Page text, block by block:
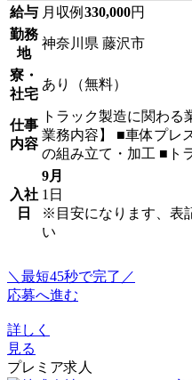
給与 月収例 330,000円
勤務
地
神奈川県 藤沢市
寮・
社宅
あり（無料）
仕事
内容
トラック製造に関わ
業務内容】 ■車体プレ
の組み立て・加工 ■ト
入社
日
9月
1日
※目安になります、表
い
＼最短45秒で完了／
応募へ進む
詳しく
見る
プレミア求人